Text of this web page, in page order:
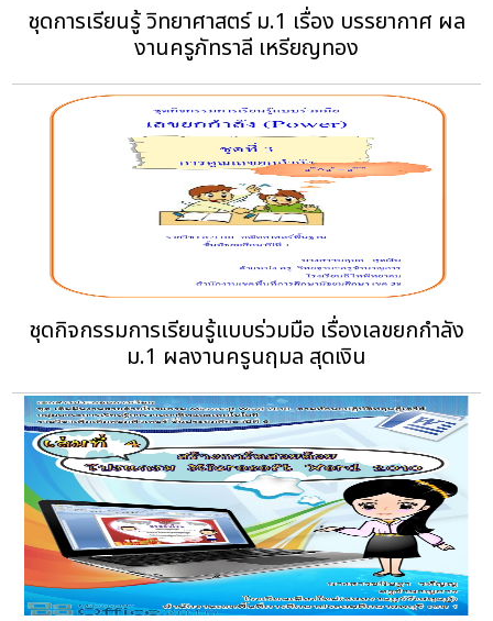
ชุดการเรียนรู้ วิทยาศาสตร์ ม.1 เรื่อง บรรยากาศ ผล
งานครูภัทราลี เหรียญทอง
ชุดกิจกรรมการเรียนรู้แบบร่วมมือ เรื่องเลขยกกำลัง
ม.1 ผลงานครูนฤมล สุดเงิน